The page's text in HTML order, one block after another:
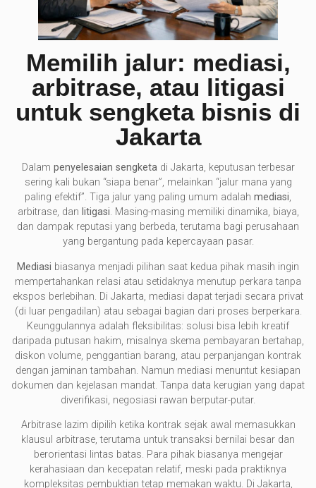
Memilih jalur: mediasi,
arbitrase, atau litigasi
untuk sengketa bisnis di
Jakarta
Dalam penyelesaian sengketadi Jakarta, keputusan terbesar
sering kali bukan “siapa benar”, melainkan “jalur mana yang
paling efektif”. Tiga jalur yang paling umum adalah mediasi,
arbitrase, dan litigasi. Masing-masing memiliki dinamika, biaya,
dan dampak reputasi yang berbeda, terutama bagi perusahaan
yang bergantung pada kepercayaan pasar.
Mediasi biasanya menjadi pilihan saat kedua pihak masih ingin
mempertahankan relasi atau setidaknya menutup perkara tanpa
ekspos berlebihan. Di Jakarta, mediasi dapat terjadi secara privat
(di luar pengadilan) atau sebagai bagian dari proses berperkara.
Keunggulannya adalah fleksibilitas: solusi bisa lebih kreatif
daripada putusan hakim, misalnya skema pembayaran bertahap,
diskon volume, penggantian barang, atau perpanjangan kontrak
dengan jaminan tambahan. Namun mediasi menuntut kesiapan
dokumen dan kejelasan mandat. Tanpa data kerugian yang dapat
diverifikasi, negosiasi rawan berputar-putar.
Arbitrase lazim dipilih ketika kontrak sejak awal memasukkan
klausul arbitrase, terutama untuk transaksi bernilai besar dan
berorientasi lintas batas. Para pihak biasanya mengejar
kerahasiaan dan kecepatan relatif, meski pada praktiknya
kompleksitas pembuktian tetap memakan waktu. Di Jakarta,